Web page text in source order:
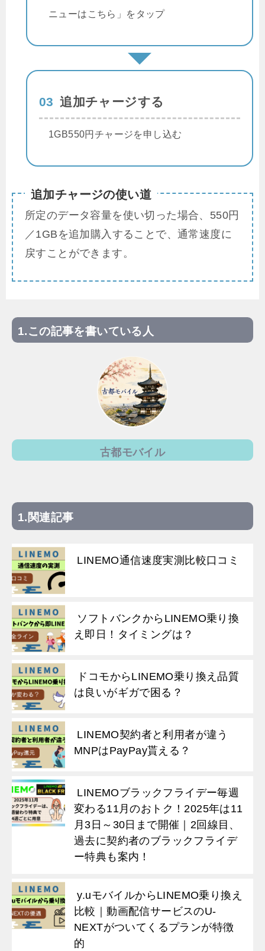
ニューはこちら」をタップ
03 追加チャージする
1GB550円チャージを申し込む
追加チャージの使い道
所定のデータ容量を使い切った場合、550円
／1GBを追加購入することで、通常速度に
戻すことができます。
この記事を書いている人
古都モバイル
関連記事
LINEMO通信速度実測比較口コミ
ソフトバンクからLINEMO乗り換
え即日！タイミングは？
ドコモからLINEMO乗り換え品質
は良いがギガで困る？
LINEMO契約者と利用者が違う
MNPはPayPay貰える？
LINEMOブラックフライデー毎週
変わる11月のおトク！2025年は11
月3日～30日まで開催｜2回線目、
過去に契約者のブラックフライデ
ー特典も案内！
y.uモバイルからLINEMO乗り換え
比較｜動画配信サービスのU-
NEXTがついてくるプランが特徴
的